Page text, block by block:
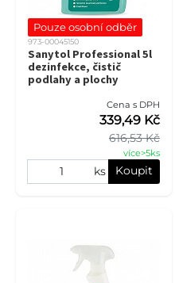
Pouze osobní odběr
973-00045150
Sanytol Professional 5l
dezinfekce, čistič
podlahy a plochy
Cena s DPH
616,53 Kč
339,49 Kč
více>5ks
ks Koupit